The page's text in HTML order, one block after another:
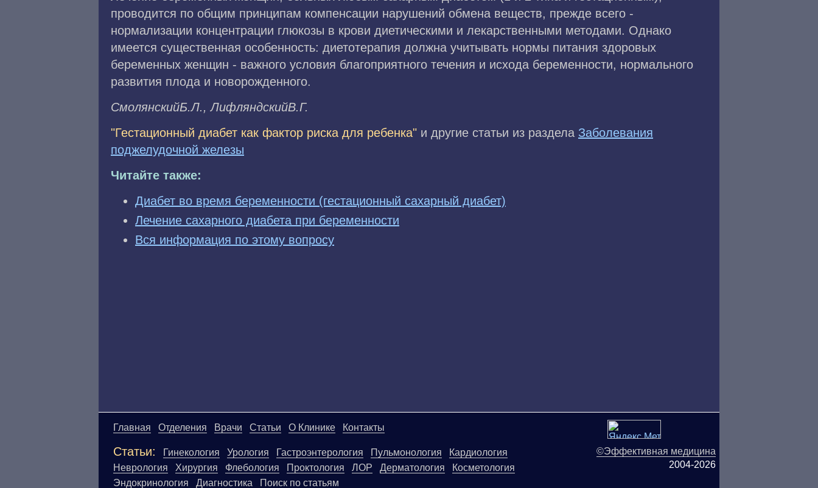
проводится по общим принципам компенсации нарушений обмена веществ, прежде всего -
нормализации концентрации глюкозы в крови диетическими и лекарственными методами. Однако
имеется существенная особенность: диетотерапия должна учитывать нормы питания здоровых
беременных женщин - важного условия благоприятного течения и исхода беременности, нормального
развития плода и новорожденного.
CмoлянcкийБ.Л., ЛифляндcкийВ.Г.
"Гестационный диабет как фактор риска для ребенка" и другие статьи из раздела Заболевания
поджелудочной железы
Читайте также:
Диабет во время беременности (гестационный сахарный диабет)
Лечение сахарного диабета при беременности
Вся информация по этому вопросу
Главная Отделения Врачи Статьи О Клинике Контакты
Статьи: Гинекология Урология Гастроэнтерология Пульмонология
Кардиология
Неврология
Хирургия Флебология Проктология ЛОР Дерматология
Косметология
Эндокринология
Диагностика Поиск по статьям
©Эффективная медицина
2004-2026